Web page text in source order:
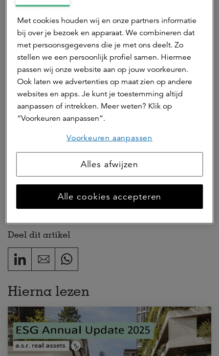
Reisbureau TUI en Zeeman zijn naar een grotere en
compleet nieuwe winkel binnen Hoge Vucht verhuisd.
Ook damesmodezaak Bonita is verhuisd naar een groter
pand van circa 112 m2. Holland & Barrett, kledingwinkel
The Stone, opticien Pearl en Baronie Tweewielers hebben
hun bestaande huurovereenkomsten verlengd. De
komende periode komen er meer nieuwe winkels in het
winkelcentrum.
Feestelijke opening met
ondernemers en bezoekers
De renovatie is bijna klaar. Naar verwachting zijn alle
afgerond. Om het klaren van deze grote klus te vieren,
bezoekers en ondernemers van het winkelcentrum.
Deel dit artikel
Hierna lezen
Met cookies houden wij en onze partners informatie
bij over je bezoek en apparaat. We combineren dat
met persoonsgegevens die je met ons deelt. Zo
stellen we een persoonlijk profiel samen. Hiermee
passen wij onze website aan op jouw voorkeuren.
Ook laten we advertenties op maat zien op andere
websites en apps. Je kunt je toestemming altijd
aanpassen of intrekken. Meer weten? Klik op
“Voorkeuren aanpassen”.
Voorkeuren aanpassen
Alles afwijzen
Alle cookies accepteren